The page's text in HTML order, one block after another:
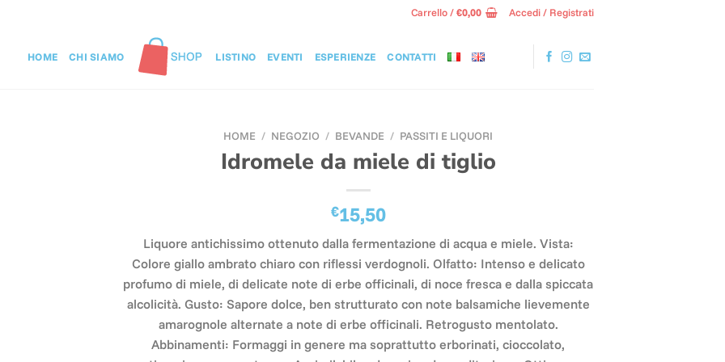
Carrello /€0,00 Accedi / Registrati
HOME CHI SIAMO LISTINO EVENTI ESPERIENZE CONTATTI
HOME / NEGOZIO / BEVANDE / PASSITI E LIQUORI
Idromele da miele di tiglio
€15,50
Liquore antichissimo ottenuto dalla fermentazione di acqua e miele. Vista:
Colore giallo ambrato chiaro con riflessi verdognoli. Olfatto: Intenso e delicato
profumo di miele, di delicate note di erbe officinali, di noce fresca e dalla spiccata
alcolicità. Gusto: Sapore dolce, ben strutturato con note balsamiche lievemente
amarognole alternate a note di erbe officinali. Retrogusto mentolato.
Abbinamenti: Formaggi in genere ma soprattutto erborinati, cioccolato,